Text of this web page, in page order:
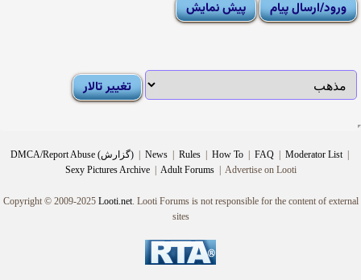
DMCA/Report Abuse (گزارش) | News | Rules | How To | FAQ | Moderator List |
Sexy Pictures Archive | Adult Forums |Advertise on Looti
Copyright © 2009-2025 Looti.net. Looti Forums is not responsible for the content of external
sites